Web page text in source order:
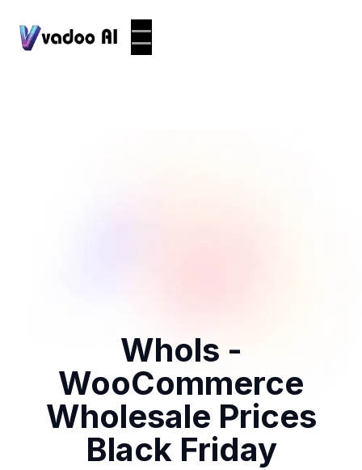
Whols -
WooCommerce
Wholesale Prices
Black Friday